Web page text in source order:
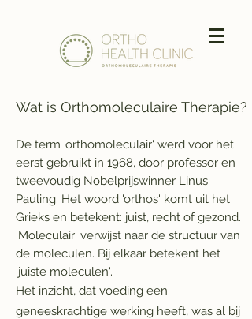
Wat is Orthomoleculaire Therapie?
De term 'orthomoleculair' werd voor het
eerst gebruikt in 1968, door professor en
tweevoudig Nobelprijswinner Linus
Pauling. Het woord 'orthos' komt uit het
Grieks en betekent: juist, recht of gezond.
'Moleculair' verwijst naar de structuur van
de moleculen. Bij elkaar betekent het
'juiste moleculen'.
Het inzicht, dat voeding een
geneeskrachtige werking heeft, was al bij